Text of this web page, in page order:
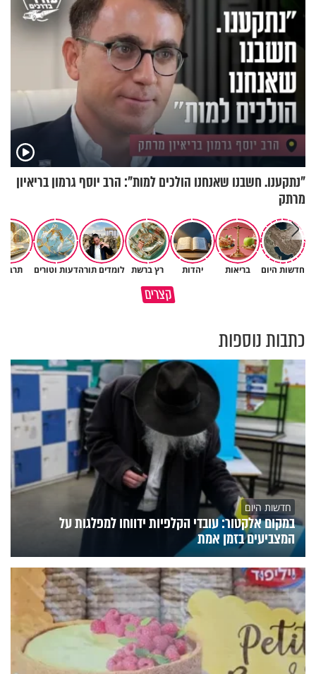
"נתקענו. חשבנו שאנחנו הולכים למות": הרב יוסף גרמון בריאיון
מרתק
חדשות היום בריאות יהדות רץ ברשת לומדים תורהדעות וטורים
קצרים
תהיו אהרון הכהן - תשכינו שלום
כל קושי שחווית היה ניסיון
כתבות נוספות
חדשות היום
במקום אלקטור: עובדי הקלפיות ידווחו למפלגות על
המצביעים בזמן אמת